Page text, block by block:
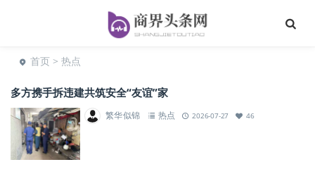
首页 > 热点
多方携手拆违建共筑安全“友谊”家
繁华似锦 热点 2026-07-27 46